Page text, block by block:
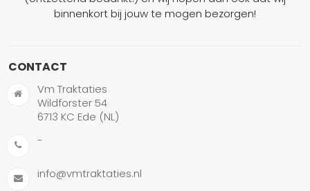
binnenkort bij jouw te mogen bezorgen!
CONTACT
Vm Traktaties
Wildforster 54
6713 KC Ede (NL)
-
info@vmtraktaties.nl